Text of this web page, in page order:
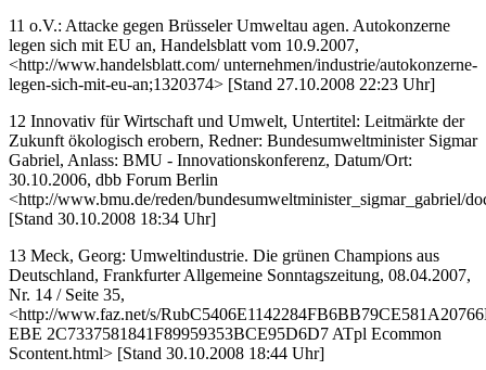
11 o.V.: Attacke gegen Brüsseler Umweltau agen. Autokonzerne
legen sich mit EU an, Handelsblatt vom 10.9.2007,
<http://www.handelsblatt.com/ unternehmen/industrie/autokonzerne-
legen-sich-mit-eu-an;1320374> [Stand 27.10.2008 22:23 Uhr]
12 Innovativ für Wirtschaft und Umwelt, Untertitel: Leitmärkte der
Zukunft ökologisch erobern, Redner: Bundesumweltminister Sigmar
Gabriel, Anlass: BMU - Innovationskonferenz, Datum/Ort:
30.10.2006, dbb Forum Berlin
<http://www.bmu.de/reden/bundesumweltminister_sigmar_gabriel/
[Stand 30.10.2008 18:34 Uhr]
13 Meck, Georg: Umweltindustrie. Die grünen Champions aus
Deutschland, Frankfurter Allgemeine Sonntagszeitung, 08.04.2007,
Nr. 14 / Seite 35,
<http://www.faz.net/s/
EBE 2C7337581841F89959353BCE95D6D7 ATpl Ecommon
Scontent.html> [Stand 30.10.2008 18:44 Uhr]